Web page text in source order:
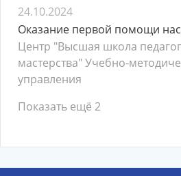
24.10.2024
Оказание первой помощи
Центр "Высшая школа
мастерства" Учебно-
управления
Показать ещё 2